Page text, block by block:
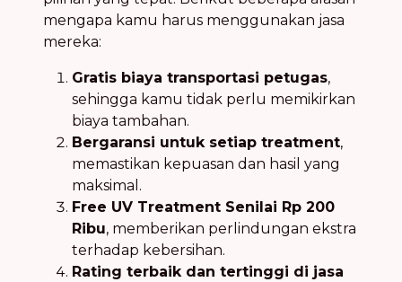
mengapa kamu harus menggunakan jasa
mereka:
Gratis biaya transportasi petugas,
sehingga kamu tidak perlu memikirkan
biaya tambahan.
Bergaransi untuk setiap treatment,
memastikan kepuasan dan hasil yang
maksimal.
Free UV Treatment Senilai Rp 200
Ribu, memberikan perlindungan ekstra
terhadap kebersihan.
Rating terbaik dan tertinggi di jasa